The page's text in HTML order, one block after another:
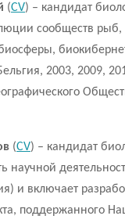
(CV) – кандидат
сообществ
Бельгия, 2003, 2009,
(CV) – кандидат
научной
и включает
поддержанного